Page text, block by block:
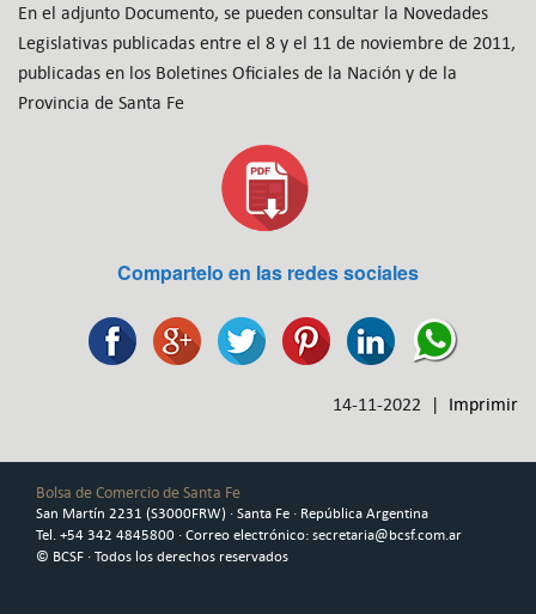
En el adjunto Documento, se pueden consultar la Novedades
Legislativas publicadas entre el 8 y el 11 de noviembre de 2011,
publicadas en los Boletines Oficiales de la Nación y de la
Provincia de Santa Fe
Compartelo en las redes sociales
14-11-2022 | Imprimir
Bolsa de Comercio de Santa Fe
San Martín 2231 (S3000FRW) · Santa Fe · República Argentina
Tel. +54 342 4845800 · Correo electrónico: secretaria@bcsf.com.ar
© BCSF · Todos los derechos reservados